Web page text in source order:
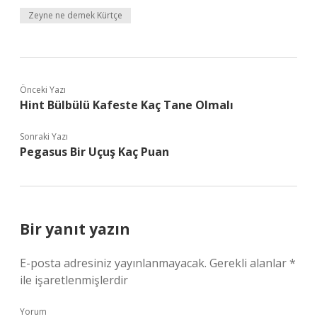
Zeyne ne demek Kürtçe
Önceki Yazı
Hint Bülbülü Kafeste Kaç Tane Olmalı
Sonraki Yazı
Pegasus Bir Uçuş Kaç Puan
Bir yanıt yazın
E-posta adresiniz yayınlanmayacak. Gerekli alanlar*
ile işaretlenmişlerdir
Yorum